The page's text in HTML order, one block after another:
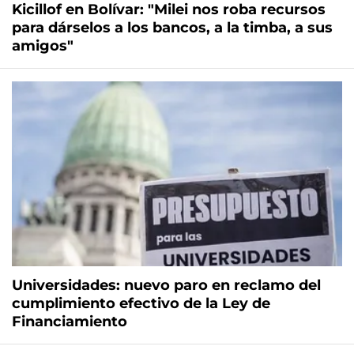
Kicillof en Bolívar: "Milei nos roba recursos
para dárselos a los bancos, a la timba, a sus
amigos"
Universidades: nuevo paro en reclamo del
cumplimiento efectivo de la Ley de
Financiamiento